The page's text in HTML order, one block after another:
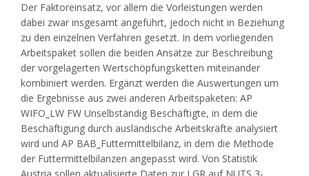
Der Faktoreinsatz, vor allem die Vorleistungen werden
dabei zwar insgesamt angeführt, jedoch nicht in Beziehung
zu den einzelnen Verfahren gesetzt. In dem vorliegenden
Arbeitspaket sollen die beiden Ansätze zur Beschreibung
der vorgelagerten Wertschöpfungsketten miteinander
kombiniert werden. Ergänzt werden die Auswertungen um
die Ergebnisse aus zwei anderen Arbeitspaketen: AP
WIFO_LW FW Unselbständig Beschäftigte, in dem die
Beschäftigung durch ausländische Arbeitskräfte analysiert
wird und AP BAB_Futtermittelbilanz, in dem die Methode
der Futtermittelbilanzen angepasst wird. Von Statistik